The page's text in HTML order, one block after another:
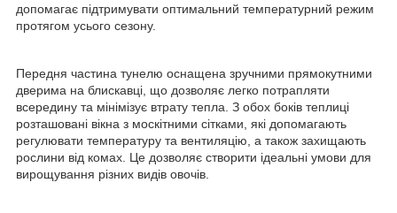
допомагає підтримувати оптимальний температурний режим
протягом усього сезону.
Передня частина тунелю оснащена зручними прямокутними
дверима на блискавці, що дозволяє легко потрапляти
всередину та мінімізує втрату тепла. З обох боків теплиці
розташовані вікна з москітними сітками, які допомагають
регулювати температуру та вентиляцію, а також захищають
рослини від комах. Це дозволяє створити ідеальні умови для
вирощування різних видів овочів.